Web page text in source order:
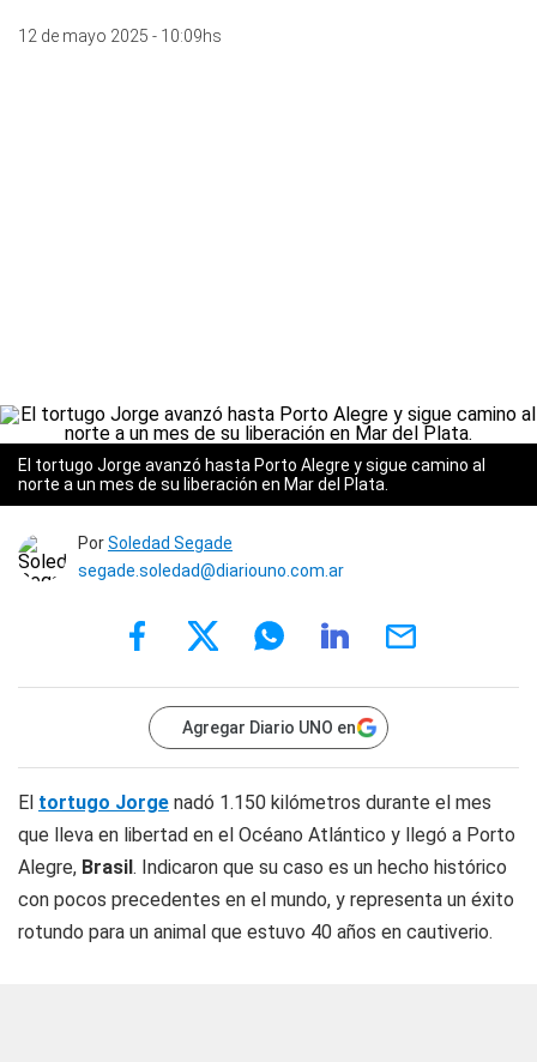
12 de mayo 2025 - 10:09hs
El tortugo Jorge avanzó hasta Porto Alegre y sigue camino al
norte a un mes de su liberación en Mar del Plata.
PorSoledad Segade
segade.soledad@diariouno.com.ar
Agregar Diario UNO en
El tortugo Jorge nadó 1.150 kilómetros durante el mes
que lleva en libertad en el Océano Atlántico y llegó a Porto
Alegre, Brasil. Indicaron que su caso es un hecho histórico
con pocos precedentes en el mundo, y representa un éxito
rotundo para un animal que estuvo 40 años en cautiverio.